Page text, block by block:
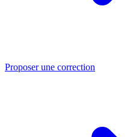
Proposer une correction